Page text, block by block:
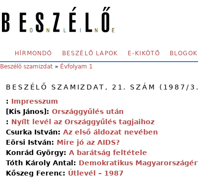
SECONDARY MENU
HÍRMONDÓ BESZÉLŐ LAPOK E-KIKÖTŐ BLOGOK
YOU ARE HERE:
Beszélő szamizdat » Évfolyam 1
BESZÉLŐ SZAMIZDAT, 21. SZÁM (1987/
: Impresszum
[Kis János]: Országgyűlés után
: Nyílt levél az Országgyűlés tagjaihoz
Csurka István: Az első áldozat nevében
Eörsi István: Mire jó az AIDS?
Konrád György: A barátság feltétele
Tóth Károly Antal: Demokratikus
Kőszeg Ferenc: Útlevél – 1987